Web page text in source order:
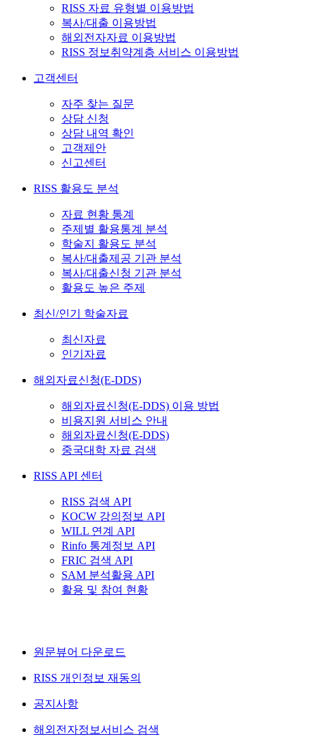
RISS 자료 유형별 이용방법
복사/대출 이용방법
해외전자자료 이용방법
RISS 정보취약계층 서비스 이용방법
고객센터
자주 찾는 질문
상담 신청
상담 내역 확인
고객제안
신고센터
RISS 활용도 분석
자료 현황 통계
주제별 활용통계 분석
학술지 활용도 분석
복사/대출제공 기관 분석
복사/대출신청 기관 분석
활용도 높은 주제
최신/인기 학술자료
최신자료
인기자료
해외자료신청(E-DDS)
해외자료신청(E-DDS) 이용 방법
비용지원 서비스 안내
해외자료신청(E-DDS)
중국대학 자료 검색
RISS API 센터
RISS 검색 API
KOCW 강의정보 API
WILL 연계 API
Rinfo 통계정보 API
FRIC 검색 API
SAM 분석활용 API
활용 및 참여 현황
원문뷰어 다운로드
RISS 개인정보 재동의
공지사항
해외전자정보서비스 검색